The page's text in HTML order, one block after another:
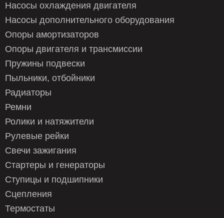
Насосы охлаждения двигателя
Насосы дополнительного оборудования
Опоры амортизаторов
Опоры двигателя и трансмиссии
Пружины подвески
Пыльники, отбойники
Радиаторы
Ремни
Ролики и натяжители
Рулевые рейки
Свечи зажигания
Стартеры и генераторы
Ступицы и подшипники
Сцепления
Термостаты